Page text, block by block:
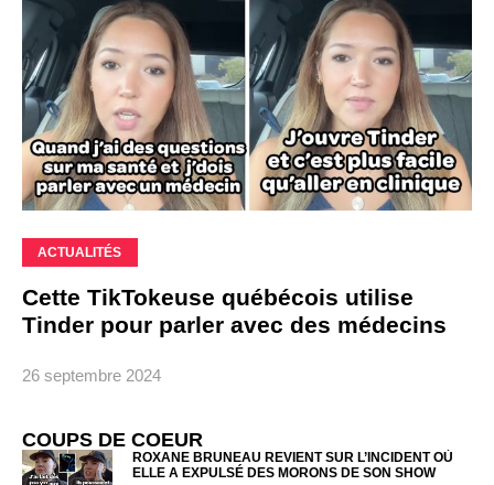
ACTUALITÉS
Cette TikTokeuse québécois utilise
Tinder pour parler avec des médecins
26 septembre 2024
COUPS DE COEUR
ROXANE BRUNEAU REVIENT SUR L’INCIDENT OÙ
ELLE A EXPULSÉ DES MORONS DE SON SHOW